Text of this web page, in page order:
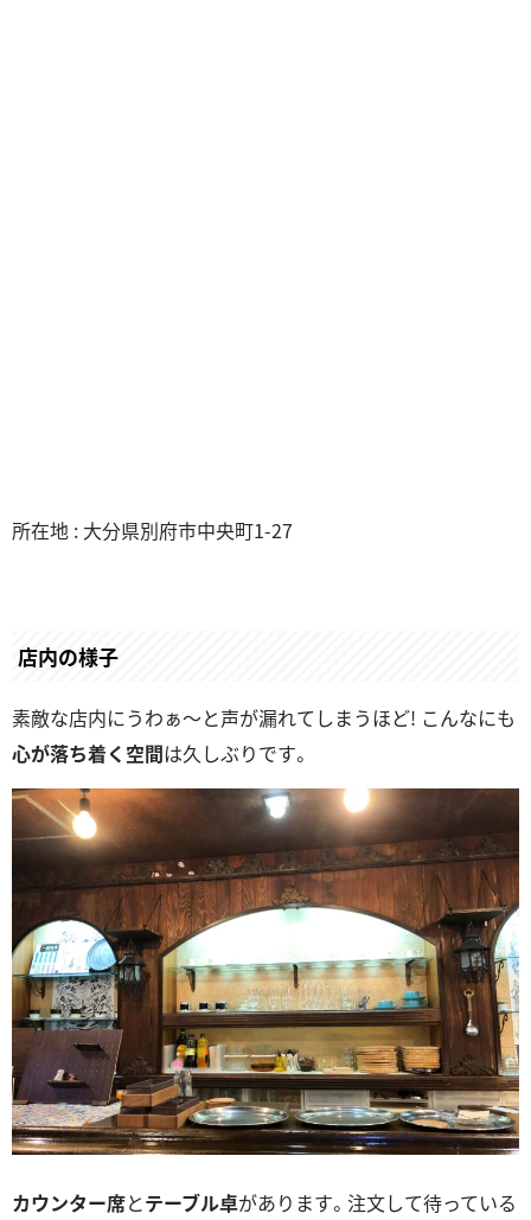
所在地 : 大分県別府市中央町1-27
店内の様子
素敵な店内にうわぁ～と声が漏れてしまうほど! こんなにも
心が落ち着く空間は久しぶりです。
カウンター席とテーブル卓があります。注文して待っている